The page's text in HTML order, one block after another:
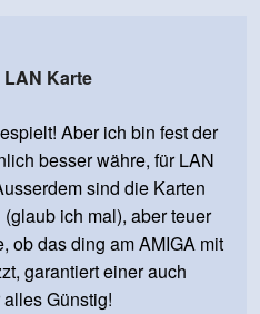
LAN Karte
Aber ich bin fest der
besser währe, für LAN
sind die Karten
ich mal), aber teuer
ob das ding am AMIGA mit
garantiert einer auch
Günstig!